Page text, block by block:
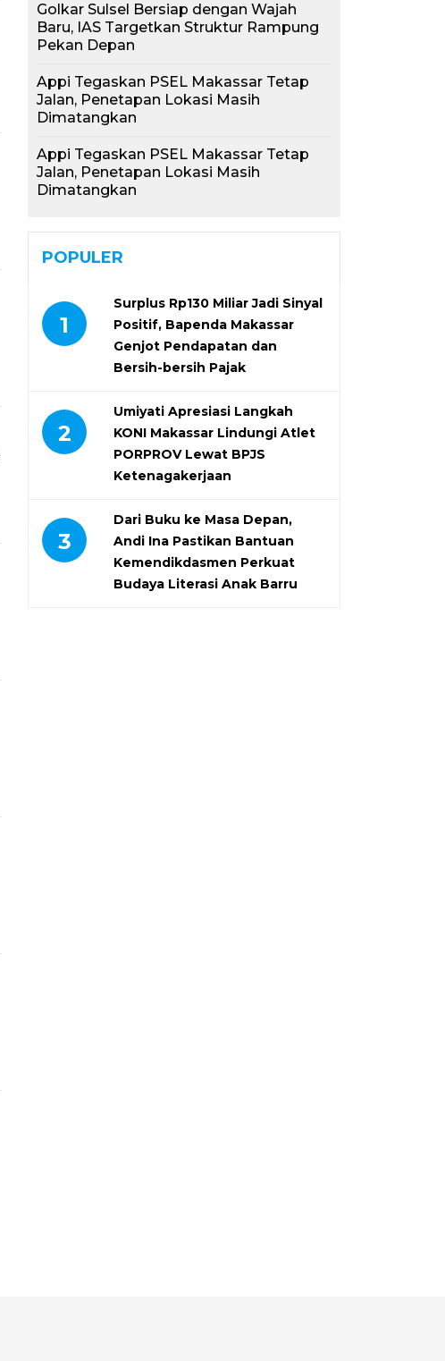
Golkar Sulsel Bersiap dengan Wajah
Baru, IAS Targetkan Struktur Rampung
Pekan Depan
Appi Tegaskan PSEL Makassar Tetap
Jalan, Penetapan Lokasi Masih
Dimatangkan
Appi Tegaskan PSEL Makassar Tetap
Jalan, Penetapan Lokasi Masih
Dimatangkan
POPULER
1
Surplus Rp130 Miliar Jadi Sinyal
Positif, Bapenda Makassar
Genjot Pendapatan dan
Bersih-bersih Pajak
2
Umiyati Apresiasi Langkah
KONI Makassar Lindungi Atlet
PORPROV Lewat BPJS
Ketenagakerjaan
3
Dari Buku ke Masa Depan,
Andi Ina Pastikan Bantuan
Kemendikdasmen Perkuat
Budaya Literasi Anak Barru